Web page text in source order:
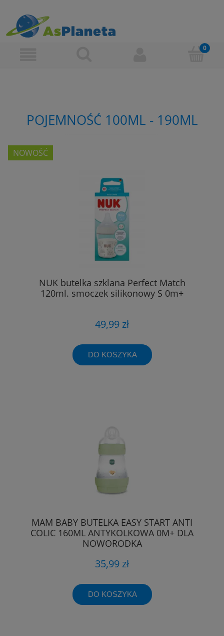
POJEMNOŚĆ 100ML - 190ML
NUK butelka szklana Perfect Match
120ml. smoczek silikonowy S 0m+
49,99 zł
DO KOSZYKA
NOWOŚĆ
MAM BABY BUTELKA EASY START ANTI
COLIC 160ML ANTYKOLKOWA 0M+ DLA
NOWORODKA
35,99 zł
DO KOSZYKA